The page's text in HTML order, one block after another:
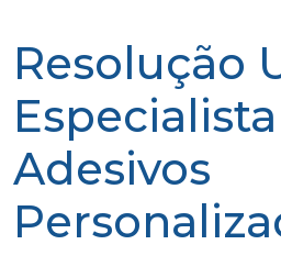
Resolução
Adesivos